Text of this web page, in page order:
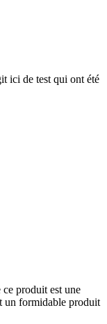
ici de test qui ont été
produit est une
un formidable produit